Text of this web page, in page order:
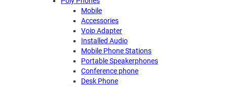
Mobile
Accessories
Voip Adapter
Installed Audio
Mobile Phone Stations
Portable Speakerphones
Conference phone
Desk Phone